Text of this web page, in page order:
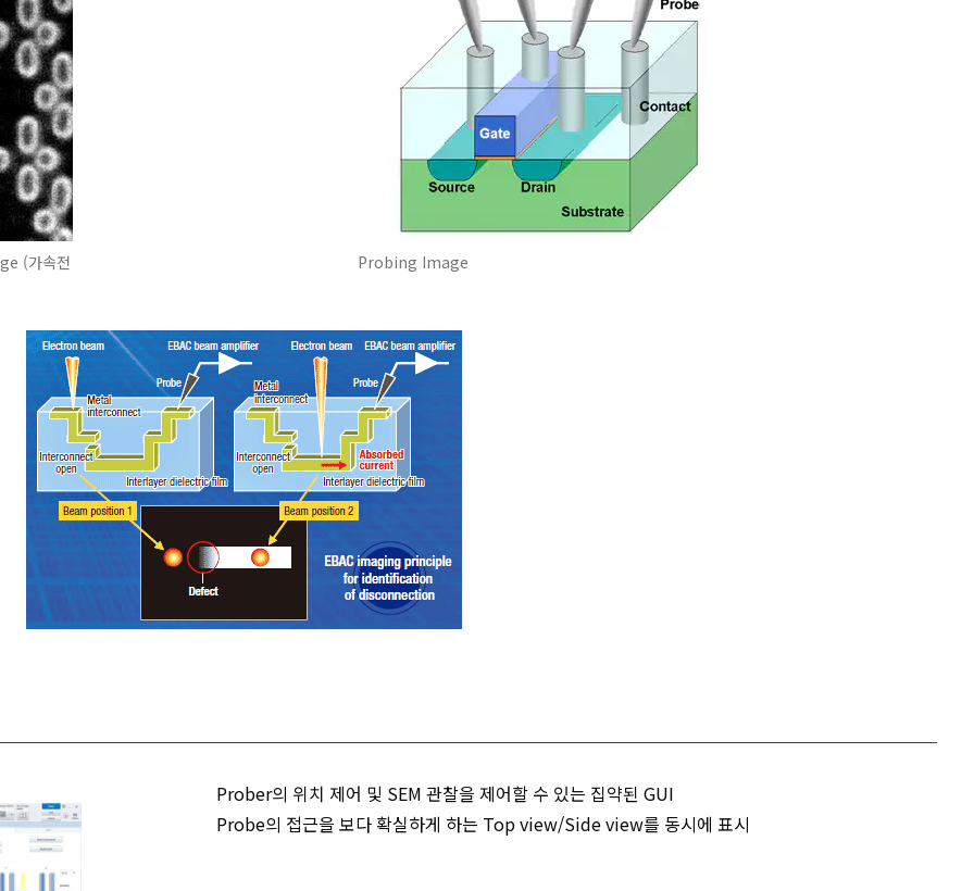
(가속전 Probing Image
Prober의 위치 제어 및 SEM 관찰을 제어할 수 있는 집약된 GUI
Probe의 접근을 보다 확실하게 하는 Top view/Side view를 동시에 표시